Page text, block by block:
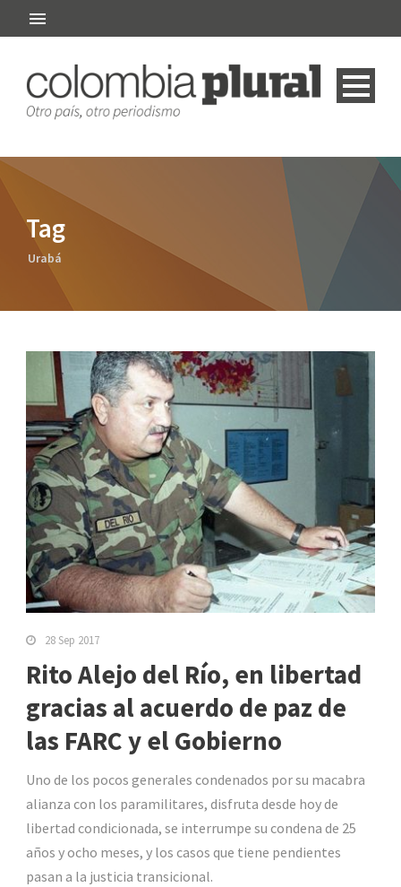
Tag
Urabá
28 Sep 2017
Rito Alejo del Río, en libertad
gracias al acuerdo de paz de
las FARC y el Gobierno
Uno de los pocos generales condenados por su macabra
alianza con los paramilitares, disfruta desde hoy de
libertad condicionada, se interrumpe su condena de 25
años y ocho meses, y los casos que tiene pendientes
pasan a la justicia transicional.